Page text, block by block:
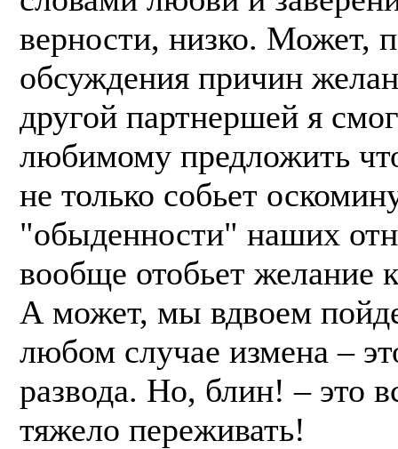
верности, низко. Может,
обсуждения причин
другой партнершей я
любимому предложить
не только собьет
"обыденности" наших
вообще отобьет желание
А может, мы вдвоем
любом случае измена –
развода. Но, блин! – это
тяжело переживать!